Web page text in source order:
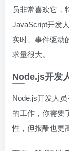
员非常喜欢它，
JavaScript开发
实时、事件驱动
求量很大。
Node.js开发
Node.js开发人
的工作，你需要
性，但报酬也更